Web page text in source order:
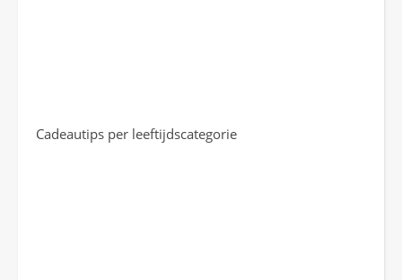
Cadeautips per leeftijdscategorie